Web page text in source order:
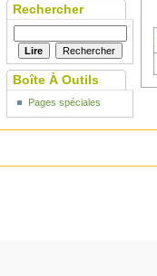
Rechercher
Boîte À Outils
Pages spéciales